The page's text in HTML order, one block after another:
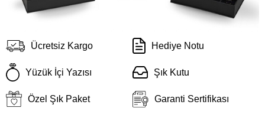
Ücretsiz Kargo Hediye Notu
Yüzük İçi Yazısı Şık Kutu
Özel Şık Paket Garanti Sertifikası